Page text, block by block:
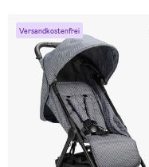
Versandkostenfrei